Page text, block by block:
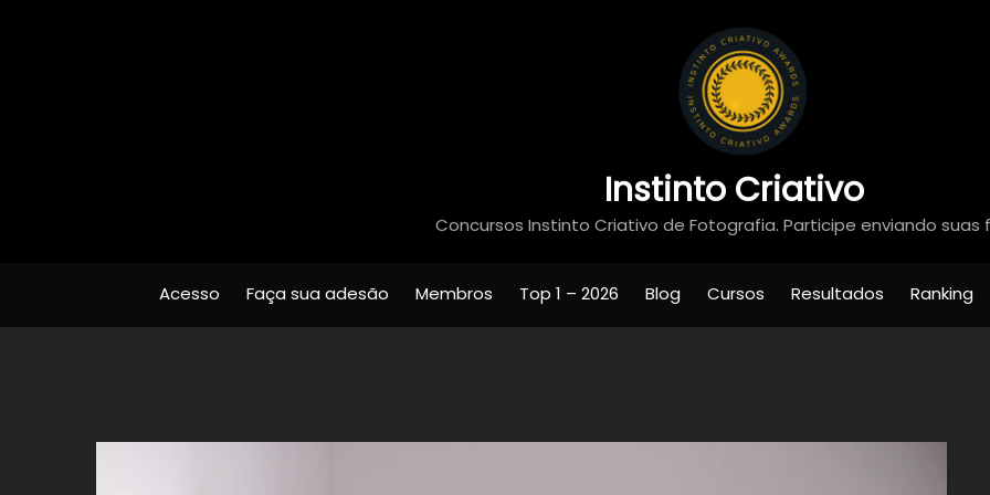
Instinto Criativo
Concursos Instinto Criativo de Fotografia. Participe enviando suas
Acesso Faça sua adesão Membros Top 1 – 2026 Blog Cursos Resultados Ranking